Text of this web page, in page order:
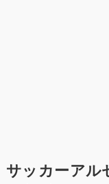
サッカーアル